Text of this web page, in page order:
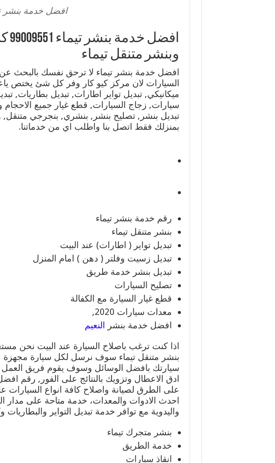
افضل خدمة بنشر
وبنشر متنقل تيماء
افضل خدمة بنشر تيماء لا ترحق نفسك بالبحث
السيارات لان مركز كيو كار وفر كل شئ يختص
ميكانيكي, تبديل تواير اطارات, تبديل بطاريات,
سيارات, زجاج السيارات, قطع غيار جميع
تبديل بنشر, تصليح بنشر, بنشري, بنجرجي
بمنزلك فقط اتصل بنا واطلب اي من خدماتنا.
رقم خدمة بنشر تيماء
بنشر متنقل تيماء
تبديل تواير ( اطارات) عند البيت
تبديل زسيت وفلتر ( دهن ) امام المنزل
تبديل بنشر خدمة طريق
تصليح السيارات
قطع غيار السيارة مع الكفالة
معدات سيارات 2020,
افضل خدمة بنشر النعيم
اذا كنت ترغب باصلاح السيارة عند البيت نحن
بنشر متنقل تيماء سوف نرسل لكل سيارة مجهزة
سيارتك بافضل الوسائل وسوف يقوم فريق
ادق الاعطال وتزويك بالنتائج على الفور, رقم
على الطرق لصيانة واصلاح كافة انواع السيارات
احدث الادوات والمعدات، خدمة متاحة على مدار
واليدوية مع توافر خدمة تبديل التواير والبطاريات
بنشر متجرك تيماء
خدمة الطريق
انقاذ سيارات